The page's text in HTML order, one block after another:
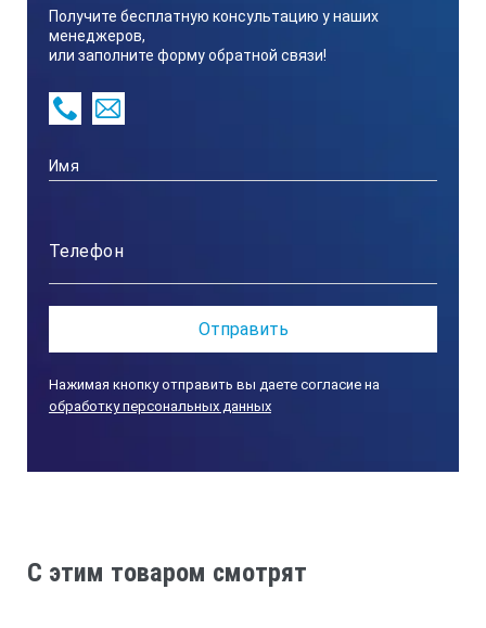
Получите бесплатную консультацию у наших
менеджеров,
или заполните форму обратной связи!
Нажимая кнопку отправить вы даете согласие на
обработку персональных данных
C этим товаром смотрят